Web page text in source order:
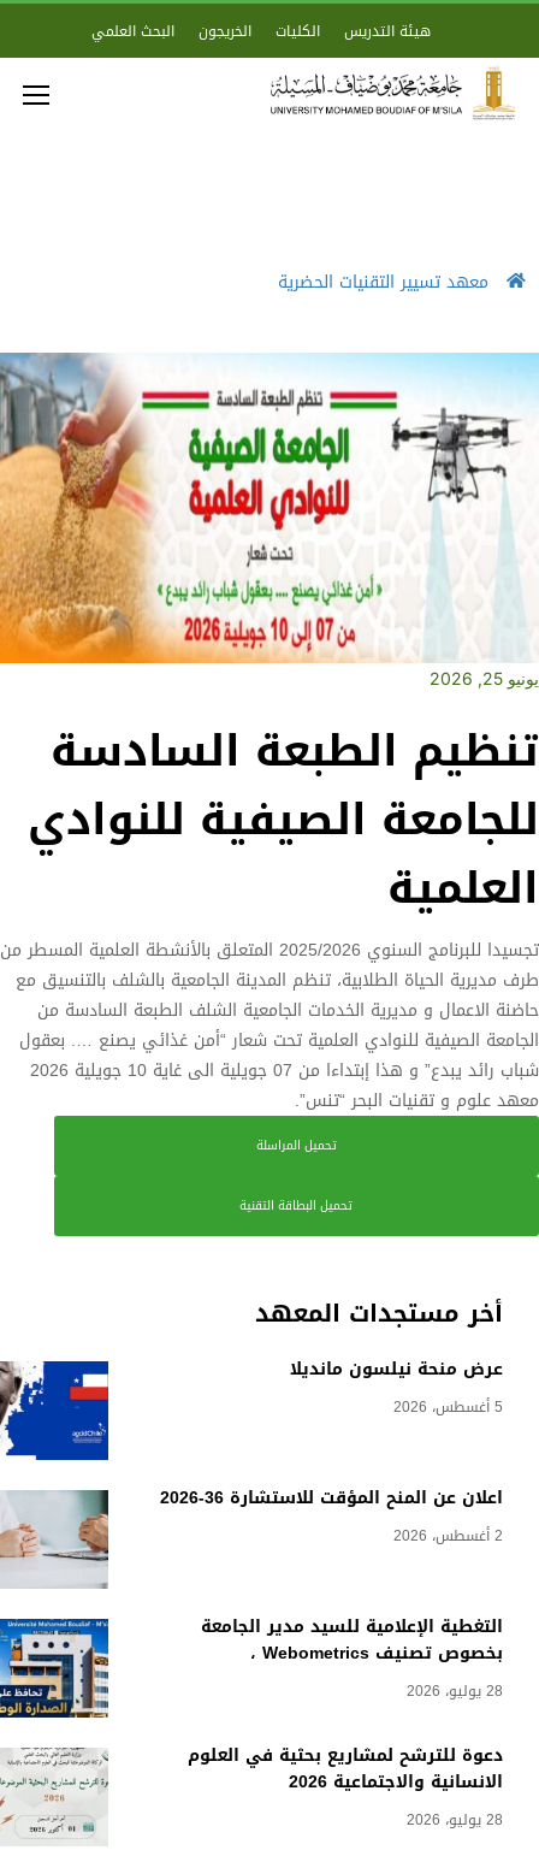
هيئة التدريس الكليات الخريجون البحث العلمي
معهد تسيير التقنيات الحضرية
أخر مستجدات المعهد
عرض منحة نيلسون مانديلا
5 أغسطس، 2026
اعلان عن المنح المؤقت للاستشارة 36-2026
2 أغسطس، 2026
التغطية الإعلامية للسيد مدير الجامعة
بخصوص تصنيف Webometrics ،
28 يوليو، 2026
دعوة للترشح لمشاريع بحثية في العلوم
الانسانية والاجتماعية 2026
28 يوليو، 2026
يونيو 25, 2026
تنظيم الطبعة السادسة
للجامعة الصيفية للنوادي
العلمية
تجسيدا للبرنامج السنوي 2025/2026 المتعلق بالأنشطة العلمية المسطر من
طرف مديرية الحياة الطلابية، تنظم المدينة الجامعية بالشلف بالتنسيق مع
حاضنة الاعمال و مديرية الخدمات الجامعية الشلف الطبعة السادسة من
الجامعة الصيفية للنوادي العلمية تحت شعار “أمن غذائي يصنع …. بعقول
شباب رائد يبدع” و هذا إبتداءا من 07 جويلية الى غاية 10 جويلية 2026
معهد علوم و تقنيات البحر “تنس”.
تحميل المراسلة
تحميل البطاقة التقنية